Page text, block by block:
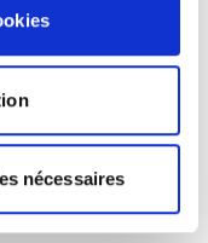
nécessaires